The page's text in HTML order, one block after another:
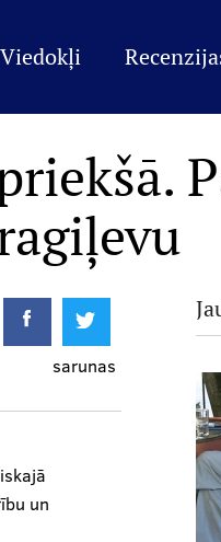
Viedokļi
sarunas
un